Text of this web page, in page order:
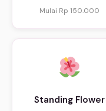
Mulai Rp 150.000
Standing Flower